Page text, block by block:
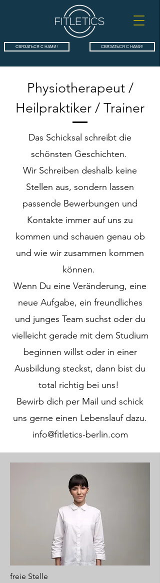
СВЯЗАТЬСЯ С НАМИ! СВЯЗАТЬСЯ С НАМИ!
Physiotherapeut /
Heilpraktiker / Trainer
Das Schicksal schreibt die
schönsten Geschichten.
Wir Schreiben deshalb keine
Stellen aus, sondern lassen
passende Bewerbungen und
Kontakte immer auf uns zu
kommen und schauen genau ob
und wie wir zusammen kommen
können.
Wenn Du eine Veränderung, eine
neue Aufgabe, ein freundliches
und junges Team suchst oder du
vielleicht gerade mit dem Studium
beginnen willst oder in einer
Ausbildung steckst, dann bist du
total richtig bei uns!
Bewirb dich per Mail und schick
uns gerne einen Lebenslauf dazu.
info@fitletics-berlin.com
freie Stelle